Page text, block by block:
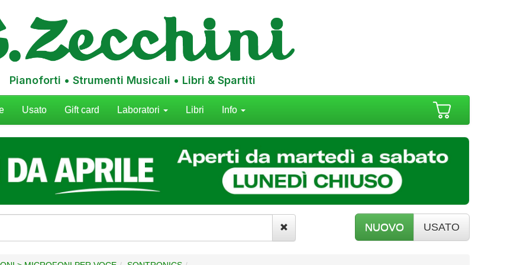
Pianoforti • Strumenti Musicali • Libri & Spartiti
Usato Gift card Laboratori Libri Info
NUOVO USATO